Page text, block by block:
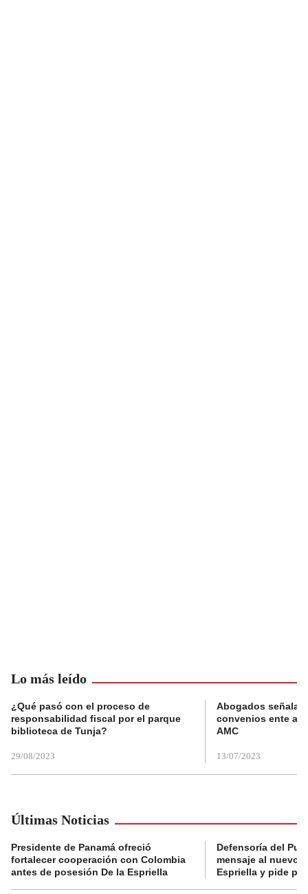
Lo más leído
¿Qué pasó con el proceso de
responsabilidad fiscal por el parque
biblioteca de Tunja?
29/08/2023
Abogados
convenios ente
AMC
13/07/2023
Últimas Noticias
Presidente de Panamá ofreció
fortalecer cooperación con Colombia
antes de posesión De la Espriella
Defensoría del
mensaje al nuevo
Espriella y pide